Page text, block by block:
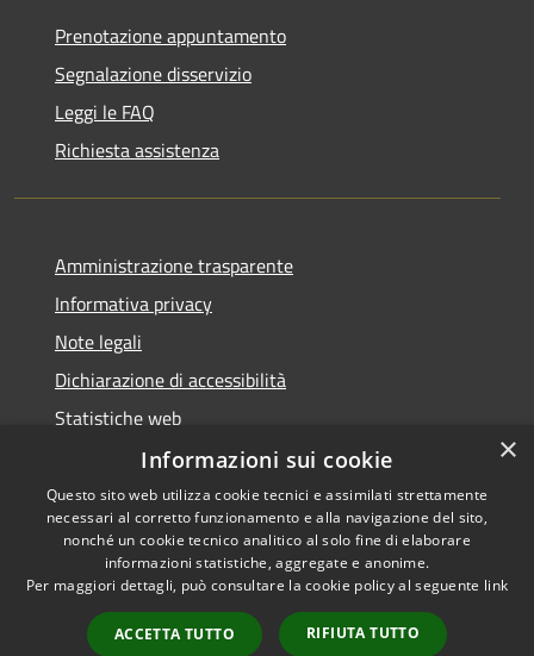
Prenotazione appuntamento
Segnalazione disservizio
Leggi le FAQ
Richiesta assistenza
Amministrazione trasparente
Informativa privacy
Note legali
Dichiarazione di accessibilità
Statistiche web
Accessibilità
Privacy
Copyright © 2026 • Comune di
Buccinasco • Powered by
Municipium•Accesso
redazione
×
Informazioni sui cookie
Questo sito web utilizza cookie tecnici e assimilati strettamente
necessari al corretto funzionamento e alla navigazione del sito,
nonché un cookie tecnico analitico al solo fine di elaborare
informazioni statistiche, aggregate e anonime.
Per maggiori dettagli, può consultare la cookie policy al seguente link
ACCETTA TUTTO RIFIUTA TUTTO